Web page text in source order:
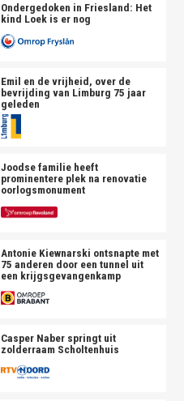
Ondergedoken in Friesland: Het
kind Loek is er nog
Emil en de vrijheid, over de
bevrijding van Limburg 75 jaar
geleden
Joodse familie heeft
prominentere plek na renovatie
oorlogsmonument
Antonie Kiewnarski ontsnapte met
75 anderen door een tunnel uit
een krijgsgevangenkamp
Casper Naber springt uit
zolderraam Scholtenhuis